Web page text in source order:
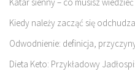
Kiedy należy zacząć się
Odwodnienie: definicja,
Dieta Keto: Przykładowy